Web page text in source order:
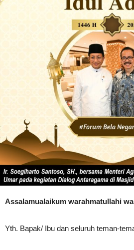
Assalamualaikum warahmatullahi
Yth. Bapak/ Ibu dan seluruh teman-